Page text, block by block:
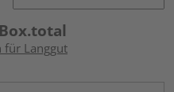
für Langgut